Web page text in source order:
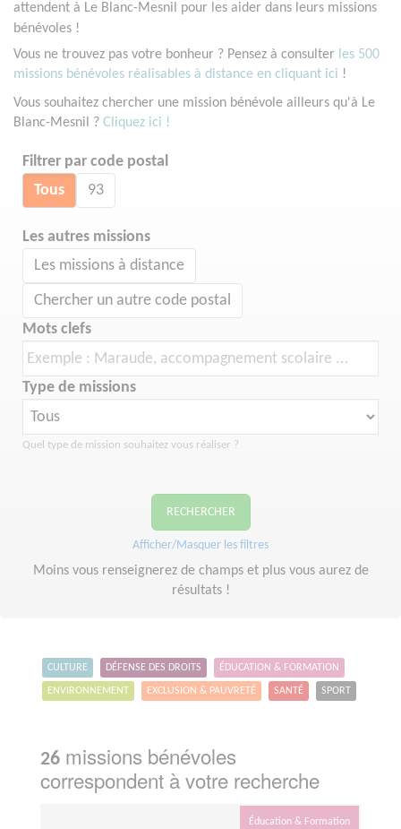
attendent à Le Blanc-Mesnil pour les aider dans leurs missions
bénévoles !
Vous ne trouvez pas votre bonheur ? Pensez à consulter les 500
missions bénévoles réalisables à distance en cliquant ici !
Vous souhaitez chercher une mission bénévole ailleurs qu'à Le
Blanc-Mesnil ? Cliquez ici !
Filtrer par code postal
Tous 93
Les autres missions
Les missions à distance
Chercher un autre code postal
Mots clefs
Type de missions
Quel type de mission souhaitez vous réaliser ?
RECHERCHER
Afficher/Masquer les filtres
Moins vous renseignerez de champs et plus vous aurez de
résultats !
CULTURE DÉFENSE DES DROITS ÉDUCATION & FORMATION
ENVIRONNEMENT EXCLUSION & PAUVRETÉ SANTÉ SPORT
26 missions bénévoles
correspondent à votre recherche
Éducation & Formation